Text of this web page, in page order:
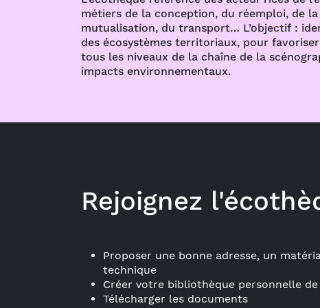
métiers de la conception, du réemploi, de
mutualisation, du transport… L’objectif :
des écosystèmes territoriaux, pour
tous les niveaux de la chaîne de la
impacts environnementaux.
Rejoignez
Proposer une bonne adresse, un
technique
Créer votre bibliothèque personnelle
Télécharger les documents